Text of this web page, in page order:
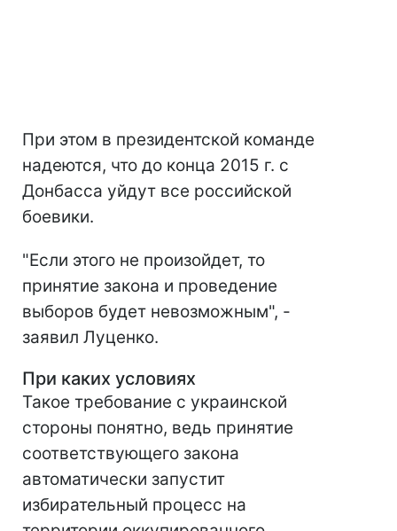
При этом в президентской команде
надеются, что до конца 2015 г. с
Донбасса уйдут все российской
боевики.
"Если этого не произойдет, то
принятие закона и проведение
выборов будет невозможным", -
заявил Луценко.
При каких условиях
Такое требование с украинской
стороны понятно, ведь принятие
соответствующего закона
автоматически запустит
избирательный процесс на